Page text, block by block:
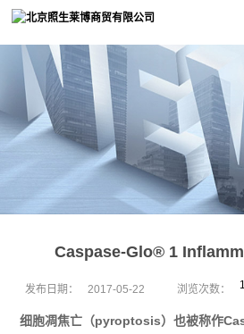
Caspase-Glo® 1
发布日期： 2017-05-22 浏览次数：
细胞凋焦亡（pyroptosis）也被称作